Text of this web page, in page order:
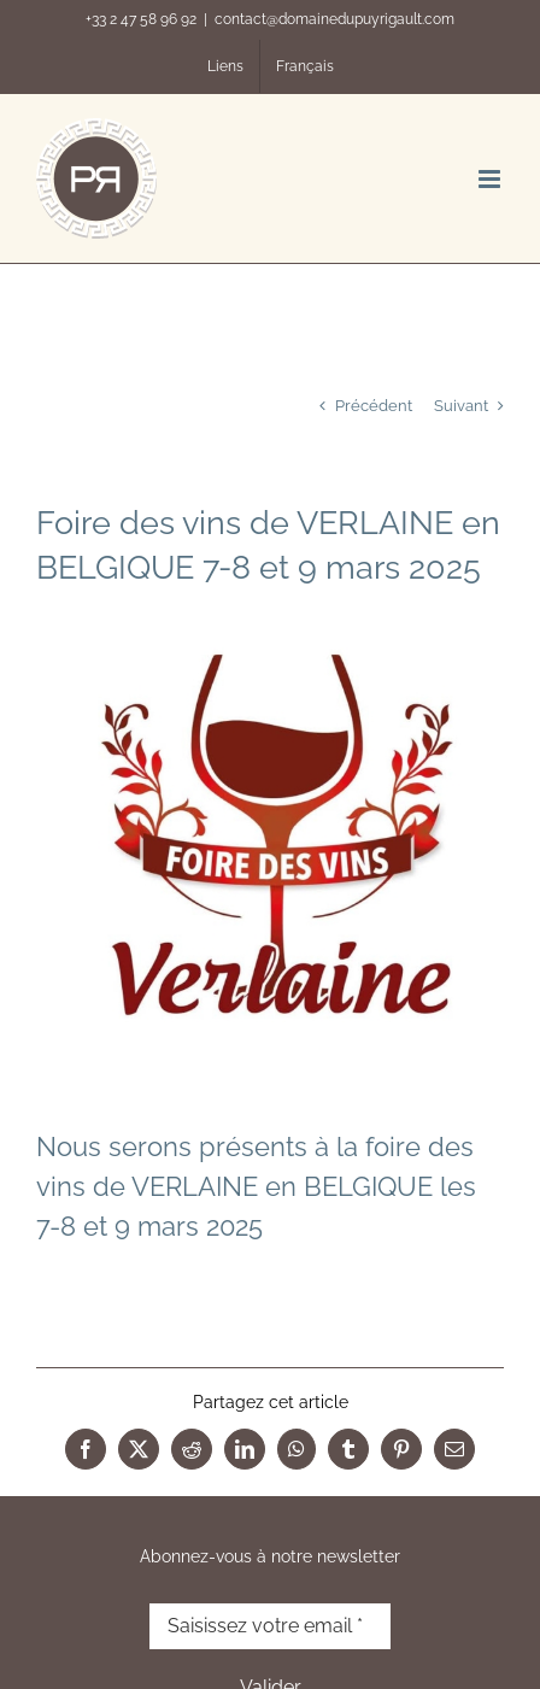
+33 2 47 58 96 92 contact@domainedupuyrigault.com
Liens Français
Précédent Suivant
Foire des vins de VERLAINE en
BELGIQUE 7-8 et 9 mars 2025
Nous serons présents à la foire des
vins de VERLAINE en BELGIQUE les
7-8 et 9 mars 2025
Partagez cet article
Facebook
X RedditLinkedInWhatsAppTumblrPinterestEmail
Abonnez-vous à notre newsletter